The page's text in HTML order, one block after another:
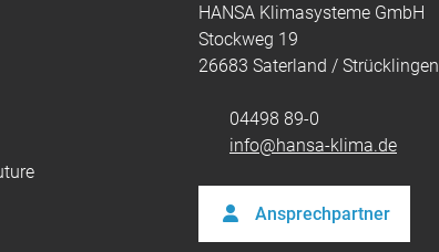
HANSA Klimasysteme GmbH
Stockweg 19
26683 Saterland / Strücklingen
04498 89-0
info@hansa-klima.de
Ansprechpartner